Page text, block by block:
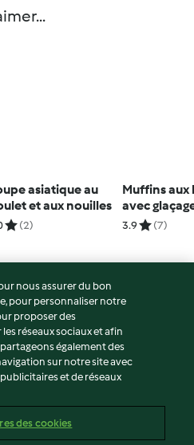
asiatique au
et aux nouilles
(2)
Muffins aux
avec
3.9 (7)
nous assurer du bon
pour personnaliser notre
proposer des
réseaux sociaux et afin
également des
sur notre site avec
et de réseaux
des cookies